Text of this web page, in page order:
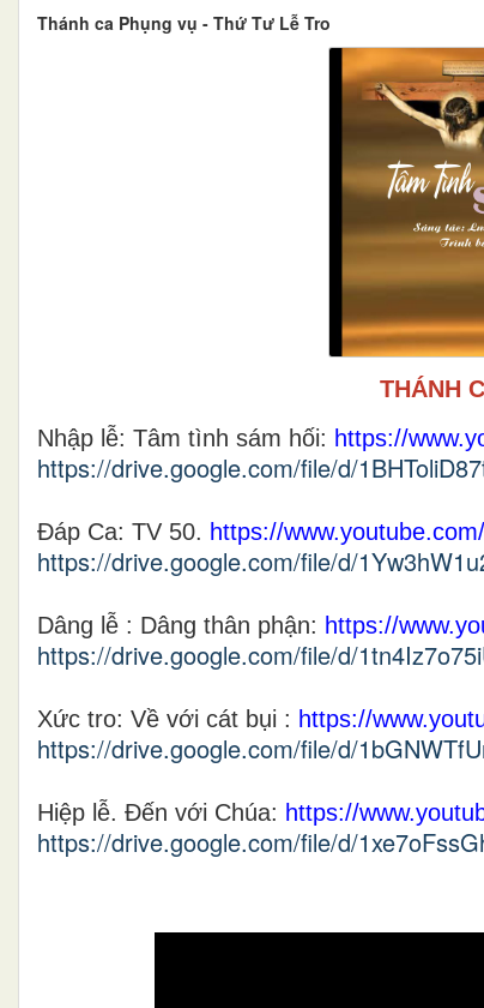
Thánh ca Phụng vụ - Thứ Tư Lễ Tro
THÁNH
Nhập lễ: Tâm tình sám hối: https://
https://drive.google.com/file/d/
Đáp Ca: TV 50. https://
https://drive.google.com/file/d/
Dâng lễ : Dâng thân phận: https://
https://drive.google.com/file/d/
Xức tro: Về với cát bụi : https://
https://drive.google.com/file/d/
Hiệp lễ. Đến với Chúa: https://
https://drive.google.com/file/d/